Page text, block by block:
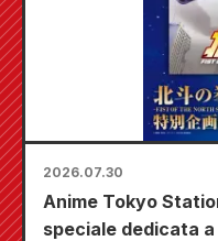
2026.07.30
Anime Tokyo
speciale dedicata